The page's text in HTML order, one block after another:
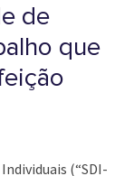
de
que
(“SDI-